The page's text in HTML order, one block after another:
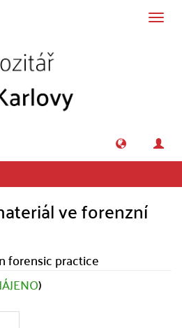
ve forenzní
forensic practice
)